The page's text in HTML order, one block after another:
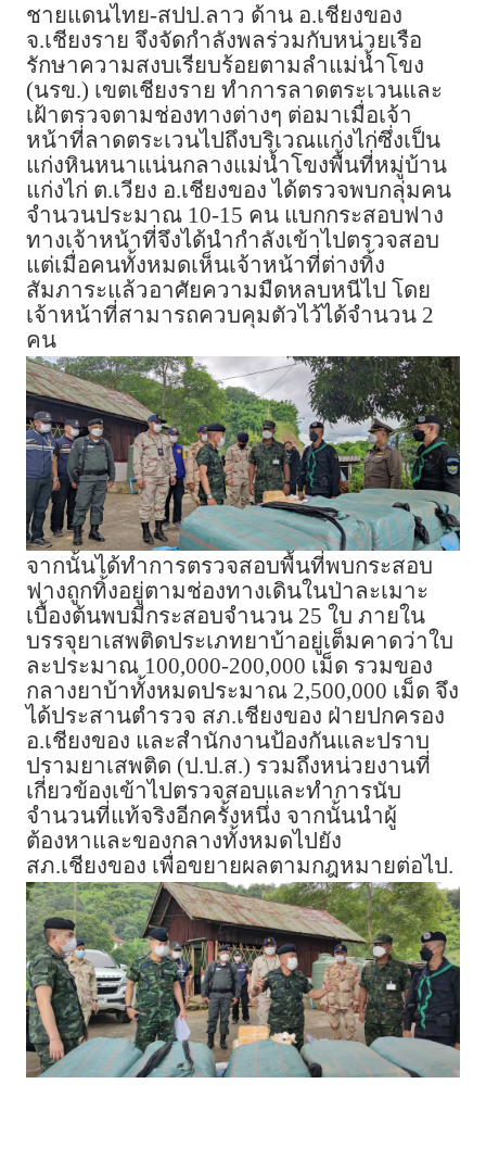
ชายแดนไทย-สปป.ลาว ด้าน อ.เชียงของ
จ.เชียงราย จึงจัดกำลังพลร่วมกับหน่วยเรือ
รักษาความสงบเรียบร้อยตามลำแม่น้ำโขง
(นรข.) เขตเชียงราย ทำการลาดตระเวนและ
เฝ้าตรวจตามช่องทางต่างๆ ต่อมาเมื่อเจ้า
หน้าที่ลาดตระเวนไปถึงบริเวณแก่งไก่ซึ่งเป็น
แก่งหินหนาแน่นกลางแม่น้ำโขงพื้นที่หมู่บ้าน
แก่งไก่ ต.เวียง อ.เชียงของ ได้ตรวจพบกลุ่มคน
จำนวนประมาณ 10-15 คน แบกกระสอบฟาง
ทางเจ้าหน้าที่จึงได้นำกำลังเข้าไปตรวจสอบ
แต่เมื่อคนทั้งหมดเห็นเจ้าหน้าที่ต่างทิ้ง
สัมภาระแล้วอาศัยความมืดหลบหนีไป โดย
เจ้าหน้าที่สามารถควบคุมตัวไว้ได้จำนวน 2
คน
จากนั้นได้ทำการตรวจสอบพื้นที่พบกระสอบ
ฟางถูกทิ้งอยู่ตามช่องทางเดินในป่าละเมาะ
เบื้องต้นพบมีกระสอบจำนวน 25 ใบ ภายใน
บรรจุยาเสพติดประเภทยาบ้าอยู่เต็มคาดว่าใบ
ละประมาณ 100,000-200,000 เม็ด รวมของ
กลางยาบ้าทั้งหมดประมาณ 2,500,000 เม็ด จึง
ได้ประสานตำรวจ สภ.เชียงของ ฝ่ายปกครอง
อ.เชียงของ และสำนักงานป้องกันและปราบ
ปรามยาเสพติด (ป.ป.ส.) รวมถึงหน่วยงานที่
เกี่ยวข้องเข้าไปตรวจสอบและทำการนับ
จำนวนที่แท้จริงอีกครั้งหนึ่ง จากนั้นนำผู้
ต้องหาและของกลางทั้งหมดไปยัง
สภ.เชียงของ เพื่อขยายผลตามกฎหมายต่อไป.